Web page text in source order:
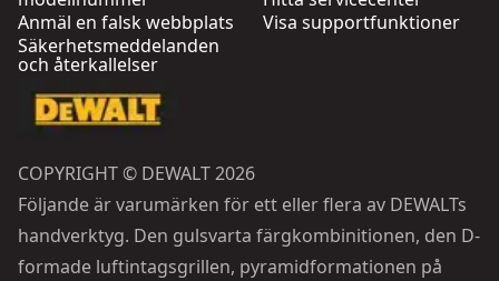
Anmäl en falsk webbplats
Säkerhetsmeddelanden
och återkallelser
Visa supportfunktioner
COPYRIGHT © DEWALT 2026
Följande är varumärken för ett eller flera av DEWALTs
handverktyg. Den gulsvarta färgkombinitionen, den D-
formade luftintagsgrillen, pyramidformationen på